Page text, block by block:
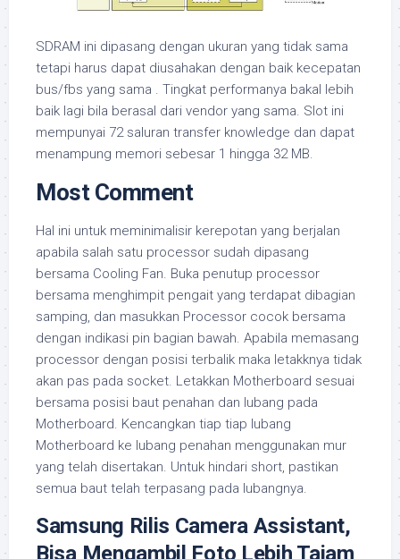
SDRAM ini dipasang dengan ukuran yang tidak sama
tetapi harus dapat diusahakan dengan baik kecepatan
bus/fbs yang sama . Tingkat performanya bakal lebih
baik lagi bila berasal dari vendor yang sama. Slot ini
mempunyai 72 saluran transfer knowledge dan dapat
menampung memori sebesar 1 hingga 32 MB.
Most Comment
Hal ini untuk meminimalisir kerepotan yang berjalan
apabila salah satu processor sudah dipasang
bersama Cooling Fan. Buka penutup processor
bersama menghimpit pengait yang terdapat dibagian
samping, dan masukkan Processor cocok bersama
dengan indikasi pin bagian bawah. Apabila memasang
processor dengan posisi terbalik maka letakknya tidak
akan pas pada socket. Letakkan Motherboard sesuai
bersama posisi baut penahan dan lubang pada
Motherboard. Kencangkan tiap tiap lubang
Motherboard ke lubang penahan menggunakan mur
yang telah disertakan. Untuk hindari short, pastikan
semua baut telah terpasang pada lubangnya.
Samsung Rilis Camera Assistant,
Bisa Mengambil Foto Lebih Tajam